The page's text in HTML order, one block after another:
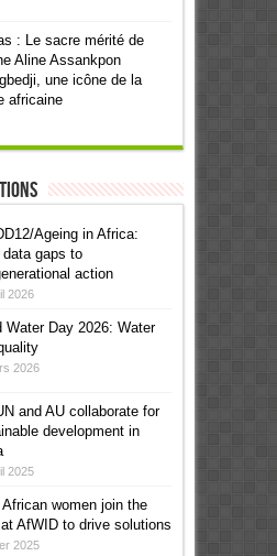
: Le sacre mérité de
Aline Assankpon
une icône de la
africaine
Ageing in Africa:
data gaps to
action
2026
Water Day 2026: Water
2026
and AU collaborate for
development in
2025
women join the
AfWID to drive solutions
2025